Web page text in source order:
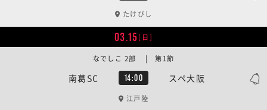
たけびし
03.15[日]
南葛SC 14:00 スペ大阪
なでしこ 2部 | 第1節
江戸陸